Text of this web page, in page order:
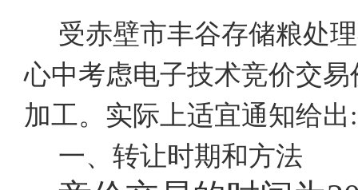
受赤壁市丰谷存储粮处
心中考虑电子技术竞价交
加工。实际上适宜通知给出:
一、转让时期和方法